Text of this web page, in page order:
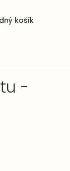
Nákupní
košík
-